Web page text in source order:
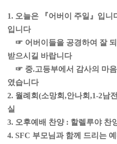
1. 오늘은 『어버이 주일』입니
입니다
☞ 어버이들을 공경하여 잘
받으시길 바랍니다
☞ 중.고등부에서 감사의 마
였습니다
2. 월례회(소망회,안나회,1-2남
실
3. 오후예배 찬양 : 할렐루야 찬
4. SFC 부모님과 함께 드리는